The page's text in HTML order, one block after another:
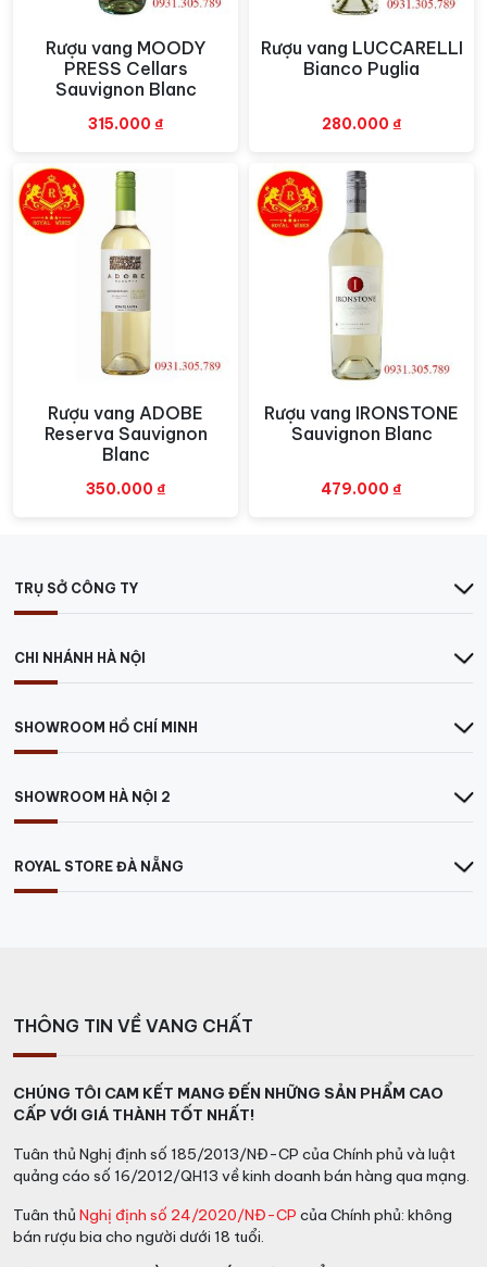
Xem nhanh
Rượu vang MOODY
PRESS Cellars
Sauvignon Blanc
315.000 ₫
Xem nhanh
Rượu vang LUCCARELLI
Bianco Puglia
280.000 ₫
Xem nhanh
Rượu vang ADOBE
Reserva Sauvignon
Blanc
350.000 ₫
Xem nhanh
Rượu vang IRONSTONE
Sauvignon Blanc
479.000 ₫
TRỤ SỞ CÔNG TY
CHI NHÁNH HÀ NỘI
SHOWROOM HỒ CHÍ MINH
SHOWROOM HÀ NỘI 2
ROYAL STORE ĐÀ NẴNG
THÔNG TIN VỀ VANG CHẤT
CHÚNG TÔI CAM KẾT MANG ĐẾN NHỮNG SẢN PHẨM CAO
CẤP VỚI GIÁ THÀNH TỐT NHẤT!
Tuân thủ Nghị định số 185/2013/NĐ-CP của Chính phủ và luật
quảng cáo số 16/2012/QH13 về kinh doanh bán hàng qua mạng.
Tuân thủ Nghị định số 24/2020/NĐ-CP của Chính phủ: không
bán rượu bia cho người dưới 18 tuổi.